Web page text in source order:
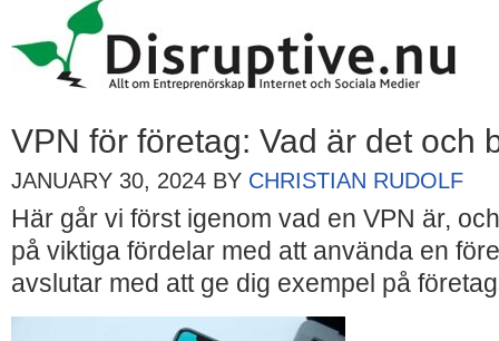
VPN för företag: Vad är det och
JANUARY 30, 2024 BY CHRISTIAN RUDOLF
Här går vi först igenom vad en VPN är,
på viktiga fördelar med att använda en
avslutar med att ge dig exempel på